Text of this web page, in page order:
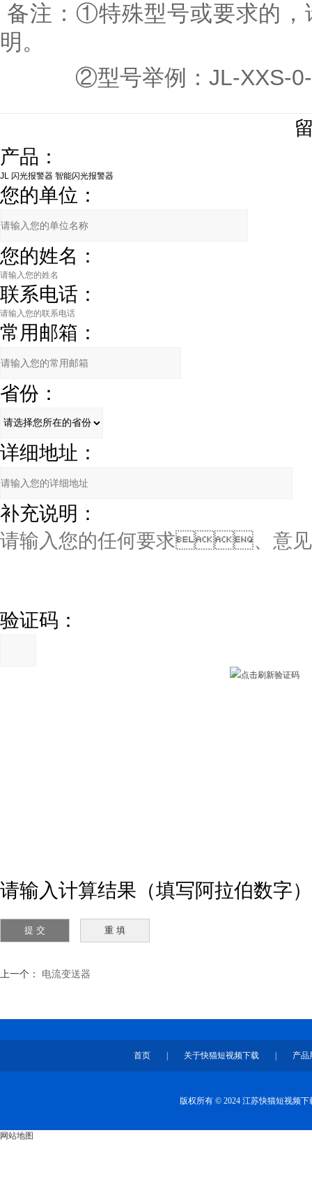
备注：①特殊型号或要求的
明。
②型号举例：JL-XXS-
产品：
您的单位：
您的姓名：
联系电话：
常用邮箱：
省份：
详细地址：
补充说明：
验证码：
请输入计算结果（填写阿拉伯数字）
上一个： 电流变送器
首页 关于快猫短视频下载 产品
版权所有 © 2024 江苏快猫短视频
网站地图